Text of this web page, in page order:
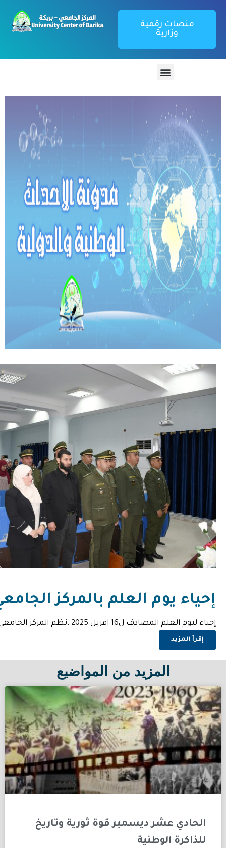
منصات رقمية
وزارية
إحياء يوم العلم بالمركز
إحياء ليوم العلم المصادف ل16 افريل 2025 ،نظم المركز الجامعي بريكة ندوة تحسيسية
إقرأ المزيد
المزيد من المواضيع
الحادي عشر ديسمبر قوة ثورية وتاريخ
للذاكرة الوطنية